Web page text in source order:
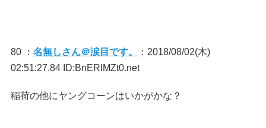
80 ： 名無しさん＠涙目です。
：2018/08/02(木)
02:51:27.84 ID:BnERlMZt0.net
稲荷の他にヤングコーンはいかがかな？